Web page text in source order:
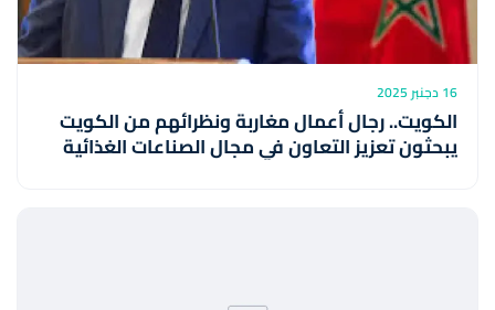
16 دجنبر 2025
الكويت.. رجال أعمال مغاربة ونظرائهم من الكويت
يبحثون تعزيز التعاون في مجال الصناعات الغذائية